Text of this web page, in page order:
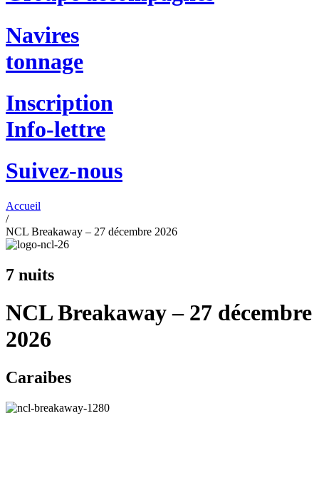
Navires
tonnage
Inscription
Info-lettre
Suivez-nous
Accueil
/
NCL Breakaway – 27 décembre 2026
7 nuits
NCL Breakaway – 27 décembre
2026
Caraibes